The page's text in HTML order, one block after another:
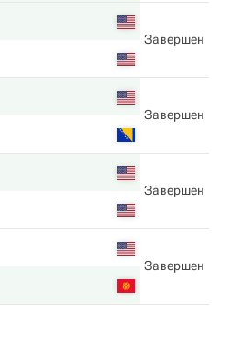
Завершен
Завершен
Завершен
Завершен